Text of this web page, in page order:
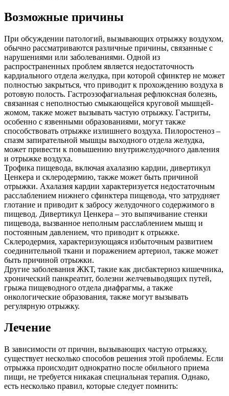
Возможные причины
При обсуждении патологий, вызывающих отрыжку воздухом,
обычно рассматриваются различные причины, связанные с
нарушениями или заболеваниями. Одной из
распространенных проблем является недостаточность
кардиального отдела желудка, при которой сфинктер не может
полностью закрыться, что приводит к прохождению воздуха в
ротовую полость. Гастроэзофагиальная рефлюксная болезнь,
связанная с неполностью смыкающейся круговой мышцей-
жомом, также может вызывать частую отрыжку. Гастриты,
особенно с язвенными образованиями, могут также
способствовать отрыжке излишнего воздуха. Пилоростеноз –
спазм запирательной мышцы выходного отдела желудка,
может привести к повышению внутрижелудочного давления
и отрыжке воздуха.
Трофика пищевода, включая ахалазию кардии, дивертикул
Ценкера и склеродермию, также может быть причиной
отрыжки. Ахалазия кардии характеризуется недостаточным
расслаблением нижнего сфинктера пищевода, что затрудняет
глотание и приводит к забросу желудочного содержимого в
пищевод. Дивертикул Ценкера – это выпячивание стенки
пищевода, вызванное неполным расслаблением мышц и
постоянным давлением, что приводит к отрыжке.
Склеродермия, характеризующаяся избыточным развитием
соединительной ткани и поражением артериол, также может
быть причиной отрыжки.
Другие заболевания ЖКТ, такие как дисбактериоз кишечника,
хронический панкреатит, болезни желчевыводящих путей,
грыжа пищеводного отдела диафрагмы, а также
онкологические образования, также могут вызывать
регулярную отрыжку.
Лечение
В зависимости от причин, вызывающих частую отрыжку,
существует несколько способов решения этой проблемы. Если
отрыжка происходит однократно после обильного приема
пищи, не требуется никакая специальная терапия. Однако,
есть несколько правил, которые следует помнить: